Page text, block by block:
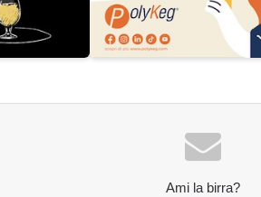
Ami la birra?